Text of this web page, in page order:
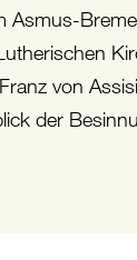
Asmus-
von
der